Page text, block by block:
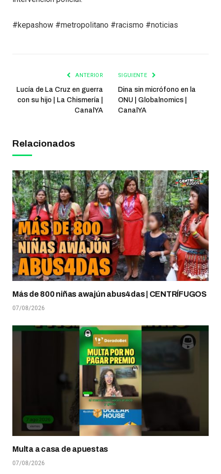
#kepashow #metropolitano #racismo #noticias
ANTERIOR
Lucía de La Cruz en guerra
con su hijo | La Chismería |
CanalYA
SIGUIENTE
Dina sin micrófono en la
ONU | Globalnomics |
CanalYA
Relacionados
Más de 800 niñas awajún abus4das | CENTRÍFUGOS
07/08/2026
Multa a casa de apuestas
07/08/2026